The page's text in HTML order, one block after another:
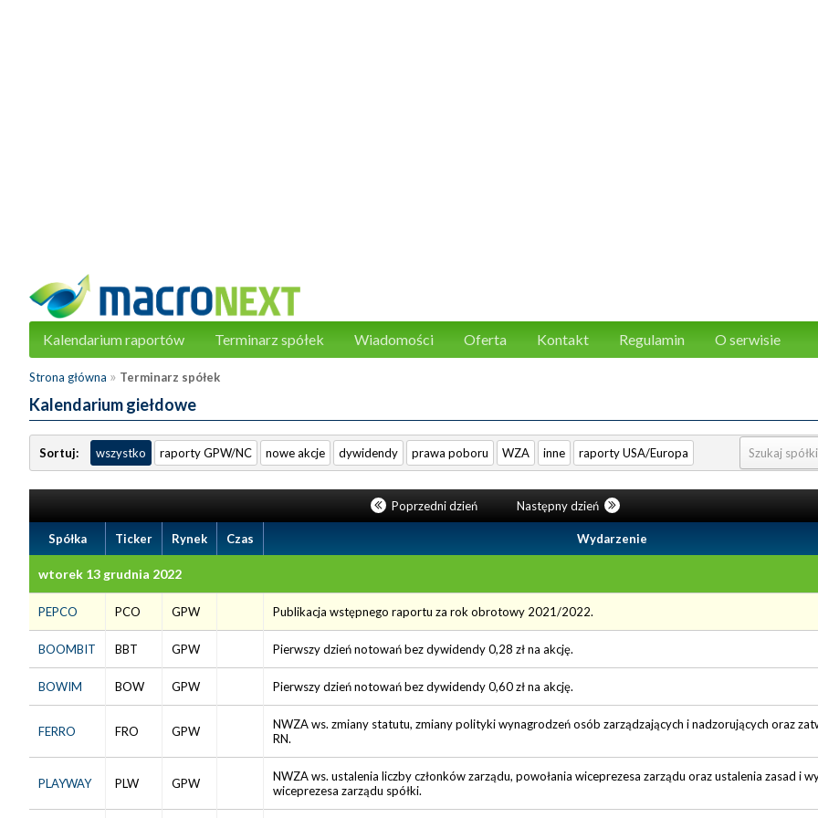
Kalendarium raportów Terminarz spółek Wiadomości Oferta Kontakt Regulamin O serwisie
Strona główna » Terminarz spółek
Kalendarium giełdowe
Sortuj: wszystko raporty GPW/NC nowe akcje dywidendy prawa poboru WZA inne raporty USA/Europa
Poprzedni dzień Następny dzień
Spółka Ticker Rynek Czas Wydarzenie
wtorek 13 grudnia 2022
PEPCO PCO GPW Publikacja wstępnego raportu za rok obrotowy 2021/2022.
BOOMBIT BBT GPW Pierwszy dzień notowań bez dywidendy 0,28 zł na akcję.
BOWIM BOW GPW Pierwszy dzień notowań bez dywidendy 0,60 zł na akcję.
FERRO FRO GPW
NWZA ws. zmiany statutu, zmiany polityki wynagrodzeń osób zarządzających i nadzorujących oraz
RN.
PLAYWAY PLW GPW
NWZA ws. ustalenia liczby członków zarządu, powołania wiceprezesa zarządu oraz ustalenia zasad i
wiceprezesa zarządu spółki.